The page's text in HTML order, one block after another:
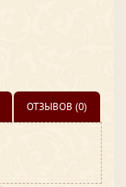
ОТЗЫВОВ (0)